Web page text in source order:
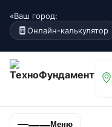
«Ваш город:
Онлайн-калькулятор
Меню